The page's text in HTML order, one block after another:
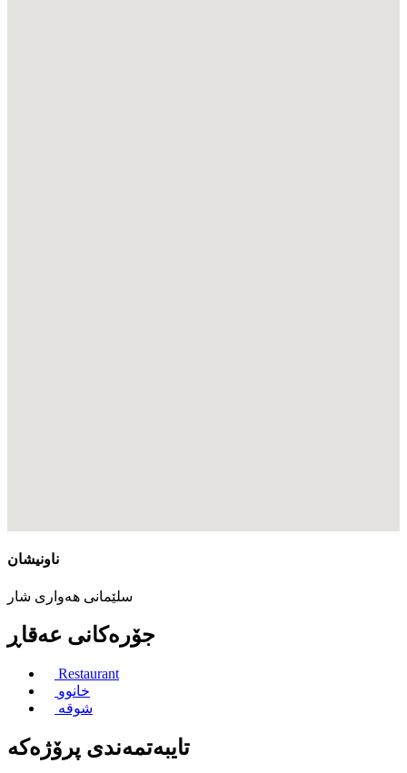
ناونیشان
سلێمانی هەواری شار
جۆره‌كانی عه‌قاڕ
Restaurant
خانوو
شوقە
تایبەتمەندی پرۆژەكە